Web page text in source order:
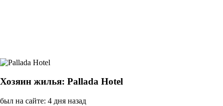
Хозяин жилья: Pallada Hotel
был на сайте: 4 дня назад